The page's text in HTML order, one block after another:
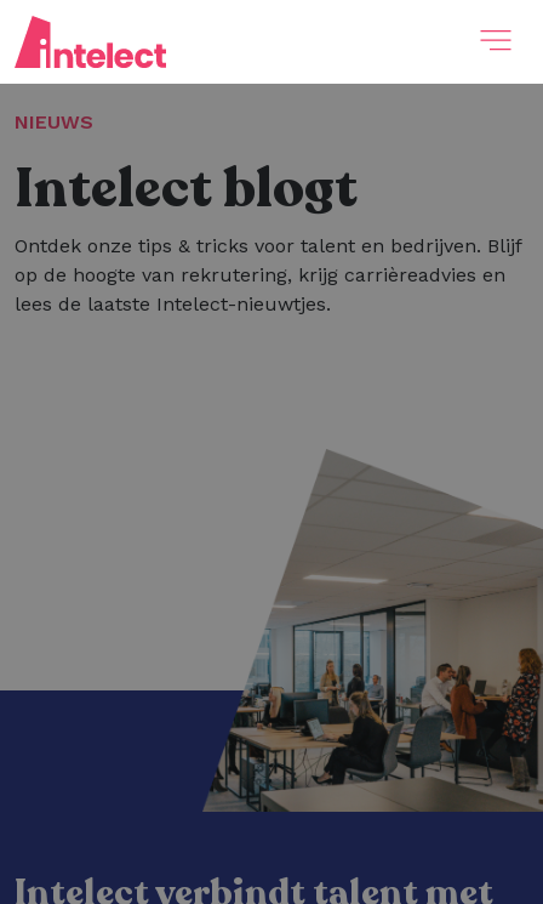
NIEUWS
Intelect blogt
Ontdek onze tips & tricks voor talent en bedrijven. Blijf
op de hoogte van rekrutering, krijg carrièreadvies en
lees de laatste Intelect-nieuwtjes.
Intelect verbindt talent met